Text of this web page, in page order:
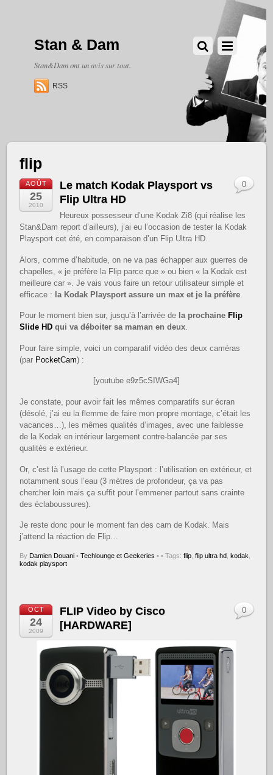
Stan & Dam
Stan&Dam ont un avis sur tout.
RSS
flip
AOÛT
25
2010
Le match Kodak Playsport vs
Flip Ultra HD
Heureux possesseur d’une Kodak Zi8 (qui réalise les
Stan&Dam report d’ailleurs), j’ai eu l’occasion de tester la Kodak
Playsport cet été, en comparaison d’un Flip Ultra HD.
Alors, comme d’habitude, on ne va pas échapper aux guerres de
chapelles, « je préfère la Flip parce que » ou bien « la Kodak est
meilleure car ». Je vais vous faire un retour utilisateur simple et
efficace : la Kodak Playsport assure un max et je la préfère
Pour le moment bien sur, jusqu’à l’arrivée de la prochaine Flip
Slide HD qui va déboiter sa maman en deux.
Pour faire simple, voici un comparatif vidéo des deux caméras
(par PocketCam) :
[youtube e9z5cSIWGa4]
Je constate, pour avoir fait les mêmes comparatifs sur écran
(désolé, j’ai eu la flemme de faire mon propre montage, c’était les
vacances…), les mêmes qualités d’images, avec une faiblesse
de la Kodak en intérieur largement contre-balancée par ses
qualités e extérieur.
Or, c’est là l’usage de cette Playsport : l’utilisation en extérieur, et
notamment sous l’eau (3 mètres de profondeur, ça va pas
chercher loin mais ça suffit pour l’emmener partout sans crainte
des éclaboussures).
Je reste donc pour le moment fan des cam de Kodak. Mais
j’attend la réaction de Flip…
By Damien Douani • Techlounge et Geekeries •
0
• Tags:flip ,flip ultra hd ,kodak
kodak playsport
OCT
24
2009
FLIP Video by Cisco
[HARDWARE]
0